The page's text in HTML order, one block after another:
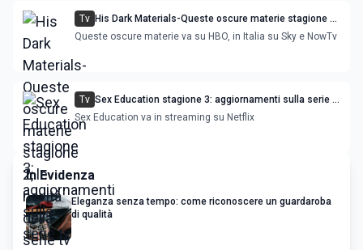
Tv His Dark Materials-Queste oscure materie stagione 2,
le novità della serie tv con Dafne Keen
Queste oscure materie va su HBO, in Italia su Sky e NowTv
Tv Sex Education stagione 3: aggiornamenti sulla serie tv
con Asa Butterfield e Gillian Anderson
Sex Education va in streaming su Netflix
In Evidenza
Eleganza senza tempo: come riconoscere un guardaroba
di qualità